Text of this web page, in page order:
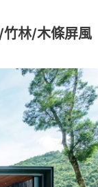
竹林/木條屏風